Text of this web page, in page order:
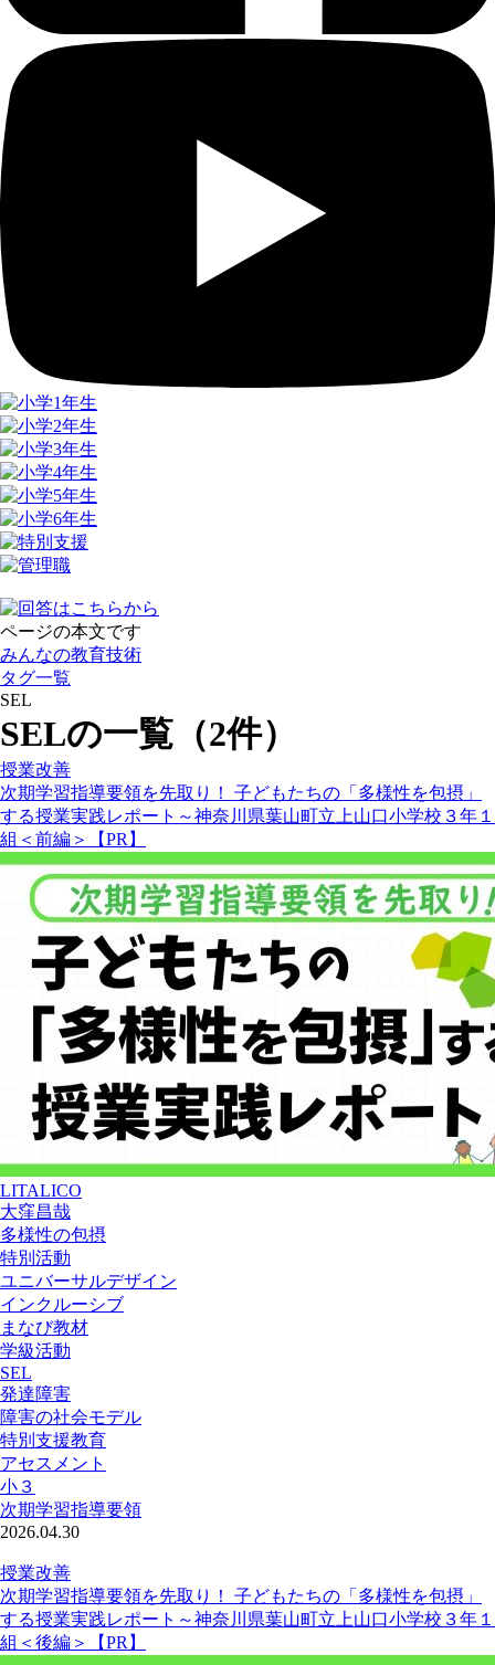
ページの本文です
みんなの教育技術
タグ一覧
SEL
SELの一覧（2件）
授業改善
次期学習指導要領を先取り！ 子どもたちの「多様性を包摂」
する授業実践レポート～神奈川県葉山町立上山口小学校３年１
組＜前編＞【PR】
LITALICO
大窪昌哉
多様性の包摂
特別活動
ユニバーサルデザイン
インクルーシブ
まなび教材
学級活動
SEL
発達障害
障害の社会モデル
特別支援教育
アセスメント
小３
次期学習指導要領
2026.04.30
授業改善
次期学習指導要領を先取り！ 子どもたちの「多様性を包摂」
する授業実践レポート～神奈川県葉山町立上山口小学校３年１
組＜後編＞【PR】